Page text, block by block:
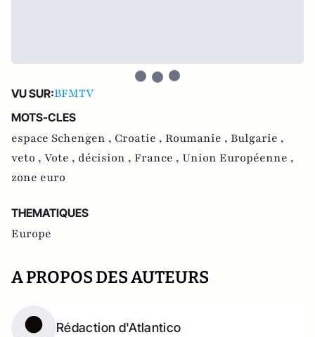
VU SUR:BFMTV
MOTS-CLES
espace Schengen , Croatie , Roumanie , Bulgarie ,
veto , Vote , décision , France , Union Européenne ,
zone euro
THEMATIQUES
Europe
A PROPOS DES AUTEURS
Rédaction d'Atlantico